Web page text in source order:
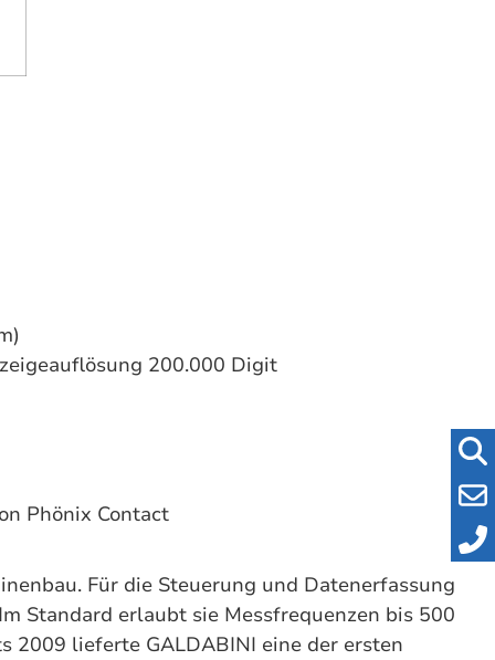
200.000 Digit
Phönix Contact
Für die Steuerung und Datenerfassung
Standard erlaubt sie Messfrequenzen bis 500
2009 lieferte GALDABINI eine der ersten